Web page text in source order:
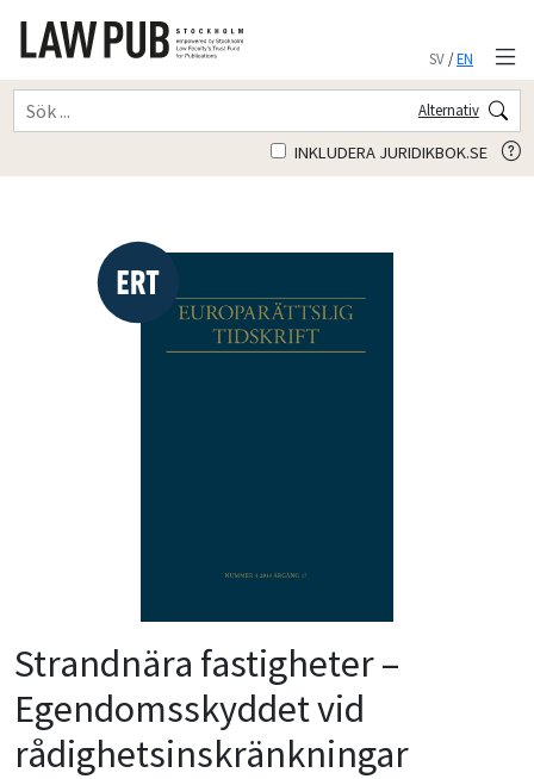
SV/EN
Alternativ
INKLUDERA JURIDIKBOK.SE
Strandnära fastigheter –
Egendomsskyddet vid
rådighetsinskränkningar